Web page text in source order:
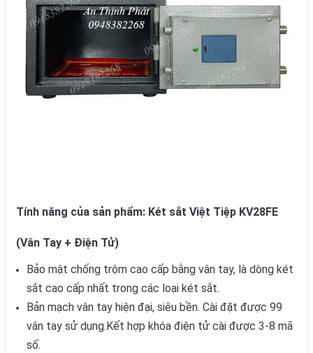
Tính năng của sản phẩm: Két sắt Việt Tiệp KV28FE
(Vân Tay + Điện Tử)
Bảo mật chống trộm cao cấp bằng vân tay, là dòng két
sắt cao cấp nhất trong các loại két sắt.
Bản mạch vân tay hiện đại, siêu bền. Cài đặt được 99
vân tay sử dụng.Kết hợp khóa điện tử cài được 3-8 mã
số.